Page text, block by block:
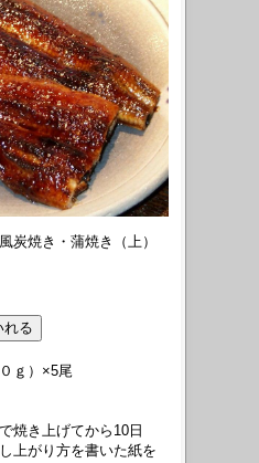
炭焼き・蒲焼き（上）
ｇ）×5尾
焼き上げてから10日
上がり方を書いた紙を